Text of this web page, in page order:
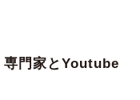
専門家とYoutube